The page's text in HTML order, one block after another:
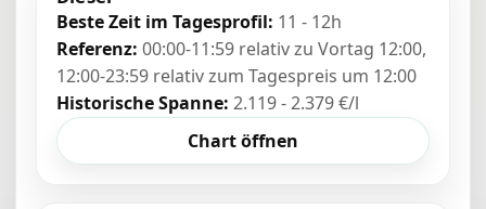
Beste Zeit im Tagesprofil: 11 - 12h
Referenz: 00:00-11:59 relativ zu Vortag 12:00,
12:00-23:59 relativ zum Tagespreis um 12:00
Historische Spanne: 2.119 - 2.379 €/l
Chart öffnen